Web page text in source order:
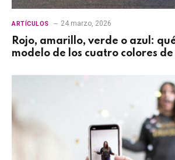
ARTÍCULOS 24 marzo, 2026
Rojo, amarillo, verde o azul:
modelo de los cuatro colores